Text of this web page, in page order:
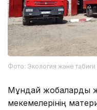
Фото: Экология және табиғи
Мұндай жобаларды
мекемелерінің